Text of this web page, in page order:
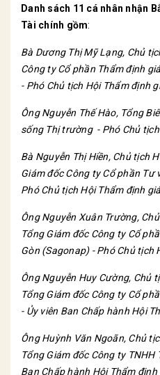
Danh sách 11 cá nhân nhận
Tài chính gồm:
Bà Dương Thị Mỹ Lạng, Chủ
Công ty Cổ phần Thẩm định
- Phó Chủ tịch Hội Thẩm định
Ông Nguyễn Thế Hào, Tổng
sống Thị trường - Phó Chủ
Bà Nguyễn Thị Hiền, Chủ tịch
Giám đốc Công ty Cổ phần Tư
Phó Chủ tịch Hội Thẩm định
Ông Nguyễn Xuân Trường,
Tổng Giám đốc Công ty Cổ
Gòn (Sagonap) - Phó Chủ tịch
Ông Nguyễn Huy Cường, Chủ
Tổng Giám đốc Công ty Cổ
- Ủy viên Ban Chấp hành Hội
Ông Huỳnh Văn Ngoãn, Chủ
Tổng Giám đốc Công ty TNHH
Ban Chấp hành Hội Thẩm định